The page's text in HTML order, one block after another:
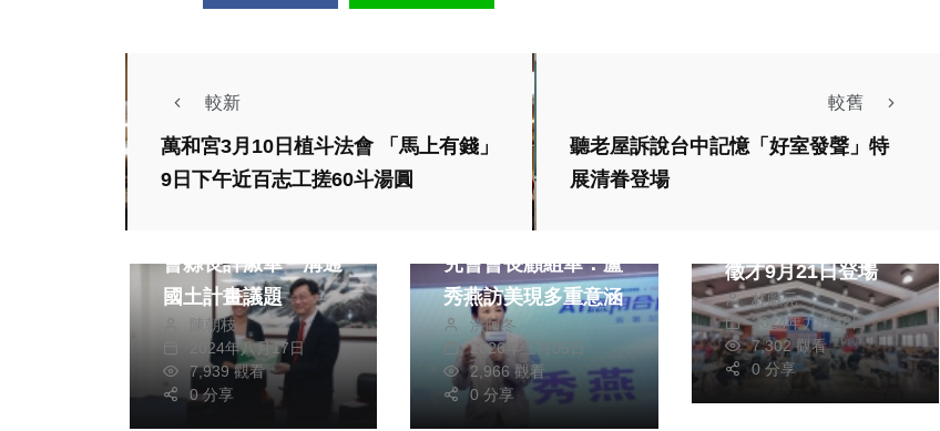
較新
萬和宮3月10日植斗法會 「馬上有錢」
9日下午近百志工搓60斗湯圓
較舊
聽老屋訴說台中記憶「好室發聲」特
展清眷登場
熱門 生活
文教 綜合
會縣長許淑華 溝通
國土計畫議題
陳朝枝
2024年八月17日
7,939 觀看
0 分享
評論
大陸上海海峽兩岸研
究會會長顧組華：盧
秀燕訪美現多重意涵
洪阿冬
2026年三月05日
2,966 觀看
0 分享
徵才9月21日登場
林獻元
2024年九月18日
7,302 觀看
0 分享